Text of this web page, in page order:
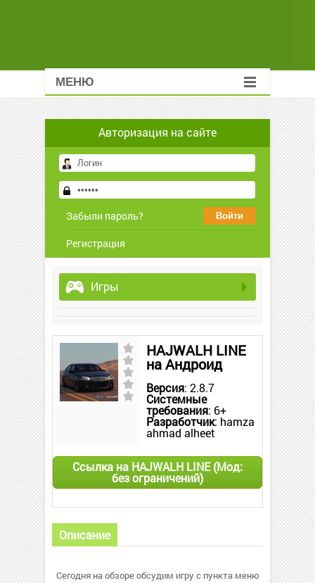
МЕНЮ
Авторизация на сайте
Забыли пароль?
Регистрация
Игры
HAJWALH LINE
на Андроид
Версия: 2.8.7
Системные
требования: 6+
Разработчик: hamza
ahmad alheet
Ссылка на HAJWALH LINE (Мод:
без ограничений)
Описание
Сегодня на обзоре обсудим игру с пункта меню